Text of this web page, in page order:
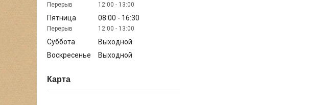
12:00 13:00
Пятница 08:00 16:30
12:00 13:00
Суббота
Выходной
Воскресенье
Выходной
Карта